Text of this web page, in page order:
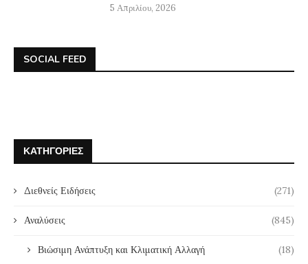
5 Απριλίου, 2026
SOCIAL FEED
ΚΑΤΗΓΟΡΊΕΣ
Διεθνείς Ειδήσεις (271)
Αναλύσεις (845)
Βιώσιμη Ανάπτυξη και Κλιματική Αλλαγή (18)